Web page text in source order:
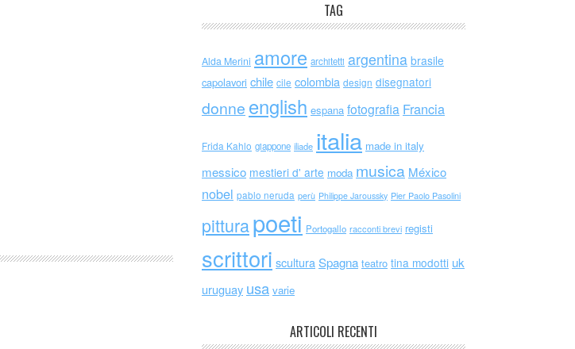
TAG
Alda Merini amore architetti argentina brasile
capolavori chile cile colombia design disegnatori
donne english espana fotografia Francia
Frida Kahlo giappone iliade italia made in italy
messico mestieri d' arte moda musica México
nobel pablo neruda perù Philippe Jaroussky Pier Paolo Pasolini
pitturapoeti Portogallo racconti brevi registi
scrittori scultura Spagna teatro tina modotti uk
uruguay usa varie
ARTICOLI RECENTI